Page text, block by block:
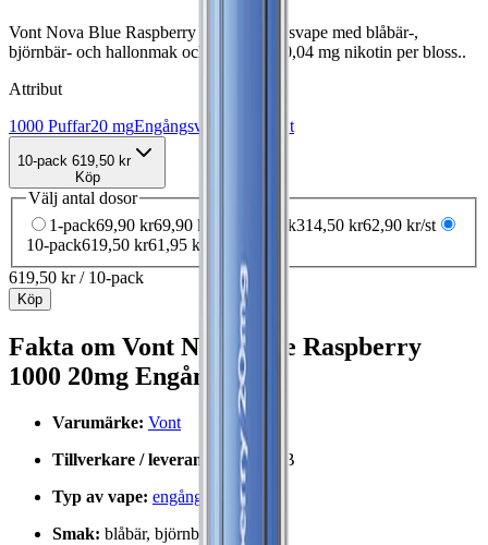
Vont Nova Blue Raspberry är en engångsvape med blåbär-,
björnbär- och hallonmak och innehåller 0,04 mg nikotin per bloss..
Attribut
1000 Puffar20 mgEngångsvape Vont
10-pack 619,50 kr
Köp
Välj antal dosor
1-pack69,90 kr69,90 kr 5-pack314,50 kr62,90 kr/st
10-pack619,50 kr61,95 kr
619,50 kr / 10-pack
Köp
Fakta om Vont Nova Blue Raspberry
1000 20mg Engångsvape
Varumärke: Vont
Tillverkare / leverantör:
Vont AB
Typ av vape: engångsvape
Smak: blåbär, björnbär och hallon